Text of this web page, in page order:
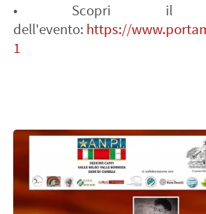
• Scopri il
dell'evento: https://
1